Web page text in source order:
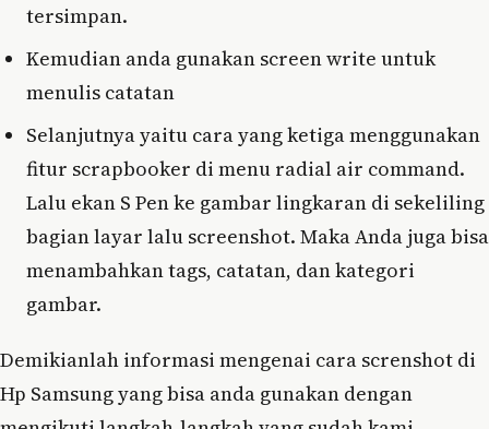
tersimpan.
Kemudian anda gunakan screen write untuk
menulis catatan
Selanjutnya yaitu cara yang ketiga menggunakan
fitur scrapbooker di menu radial air command.
Lalu ekan S Pen ke gambar lingkaran di sekeliling
bagian layar lalu screenshot. Maka Anda juga bisa
menambahkan tags, catatan, dan kategori
gambar.
Demikianlah informasi mengenai cara screnshot di
Hp Samsung yang bisa anda gunakan dengan